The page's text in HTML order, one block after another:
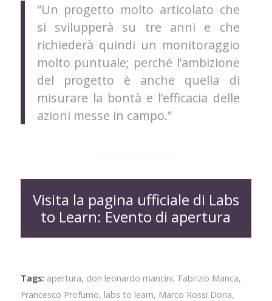
“Un progetto molto articolato che
si svilupperà su tre anni e che
richiederà quindi un monitoraggio
molto puntuale; perché l’ambizione
del progetto è anche quella di
misurare la bontà e l’efficacia delle
azioni messe in campo.”
Visita la pagina ufficiale di Labs
to Learn: Evento di apertura
Tags: apertura, don leonardo mancini, Fabrizio Manca,
Francesco Profumo, labs to learn, Marco Rossi Doria,